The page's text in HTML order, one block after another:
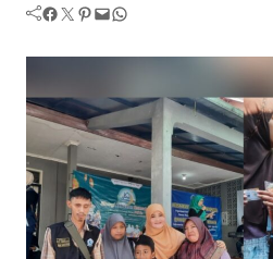
Facebook Twitter Pinterest Mail WhatsApp